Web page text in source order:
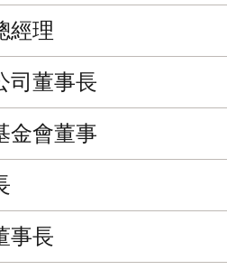
經理
司董事長
金會董事
事長